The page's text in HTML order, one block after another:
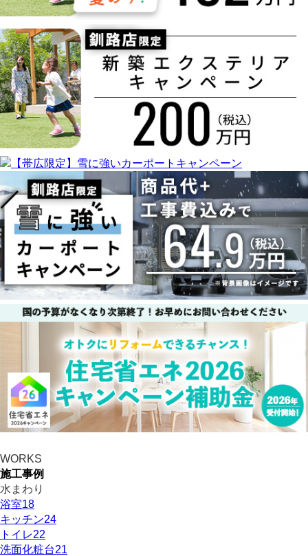
WORKS
施工事例
水まわり
浴室18
キッチン24
トイレ22
洗面化粧台21